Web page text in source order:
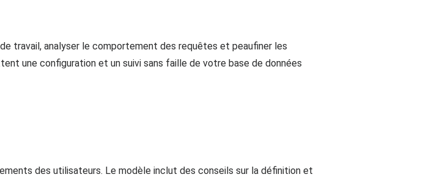
travail, analyser le comportement des requêtes et peaufiner les
une configuration et un suivi sans faille de votre base de données
des utilisateurs. Le modèle inclut des conseils sur la définition et